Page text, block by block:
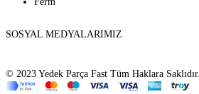
SOSYAL MEDYALARIMIZ
© 2023 Yedek Parça Fast Tüm Haklara Saklıdır.